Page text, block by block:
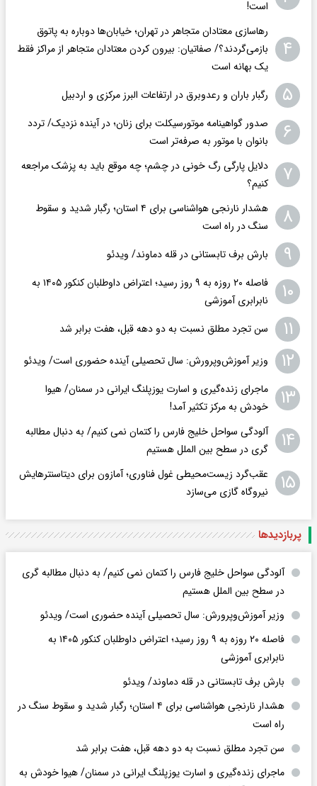
است!
۴
رهاسازی معتادان متجاهر در تهران؛ خیابان‌ها دوباره به پاتوق
بازمی‌گردند؟/ صفاتیان: بیرون کردن معتادان متجاهر از مراکز فقط
یک بهانه است
۵ رگبار باران و رعدوبرق در ارتفاعات البرز مرکزی و اردبیل
۶
صدور گواهینامه موتورسیکلت برای زنان؛ در آینده نزدیک/ تردد
بانوان با موتور به‌ صرفه‌تر است
۷
دلایل پارگی رگ خونی در چشم؛ چه موقع باید به پزشک مراجعه
کنیم؟
۸
هشدار نارنجی هواشناسی برای ۴ استان؛ رگبار شدید و سقوط
سنگ در راه است
۹ بارش برف تابستانی در قله دماوند/ ویدئو
۱۰
فاصله ۲۰ روزه به ۹ روز رسید؛ اعتراض داوطلبان کنکور ۱۴۰۵ به
نابرابری آموزشی
۱۱ سن تجرد مطلق نسبت به دو دهه قبل، هفت برابر شد
۱۲ وزیر آموزش‌وپرورش: سال تحصیلی آینده حضوری است/ ویدئو
۱۳
ماجرای زنده‌گیری و اسارت یوزپلنگ ایرانی در سمنان/ هیوا
خودش به مرکز تکثیر آمد!
۱۴
آلودگی سواحل خلیج فارس را کتمان نمی کنیم/ به دنبال مطالبه
گری در سطح بین الملل هستیم
۱۵
عقب‌گرد زیست‌محیطی غول فناوری؛ آمازون برای دیتاسنترهایش
نیروگاه گازی می‌سازد
پربازدید‌ها
آلودگی سواحل خلیج فارس را کتمان نمی کنیم/ به دنبال مطالبه گری
در سطح بین الملل هستیم
وزیر آموزش‌وپرورش: سال تحصیلی آینده حضوری است/ ویدئو
فاصله ۲۰ روزه به ۹ روز رسید؛ اعتراض داوطلبان کنکور ۱۴۰۵ به
نابرابری آموزشی
بارش برف تابستانی در قله دماوند/ ویدئو
هشدار نارنجی هواشناسی برای ۴ استان؛ رگبار شدید و سقوط سنگ در
راه است
سن تجرد مطلق نسبت به دو دهه قبل، هفت برابر شد
ماجرای زنده‌گیری و اسارت یوزپلنگ ایرانی در سمنان/ هیوا خودش به